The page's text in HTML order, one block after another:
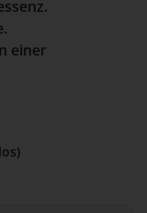
einer